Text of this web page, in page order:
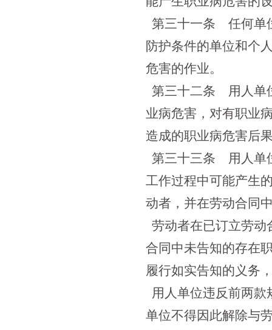
第三十一条 任何单
防护条件的单位和个
危害的作业。
第三十二条 用人单
业病危害，对有职业
造成的职业病危害后
第三十三条 用人单
工作过程中可能产生
动者，并在劳动合同
劳动者在已订立劳动
合同中未告知的存在
履行如实告知的义务
用人单位违反前两
单位不得因此解除与